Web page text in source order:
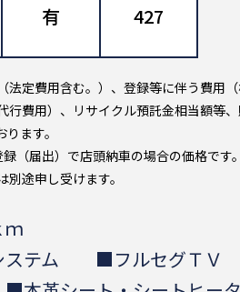
有 427
定費用含む。）、登録等に伴う費用
行費用）、リサイクル預託金相当額等
ます。
（届出）で店頭納車の場合の価格です
途申し受けます。
ステム ■フルセグＴＶ